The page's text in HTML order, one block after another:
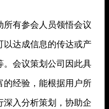
有参会人员领悟会议
达成信息的传达或产
会议策划公司因此具
经验，能根据用户所
入分析策划，协助企